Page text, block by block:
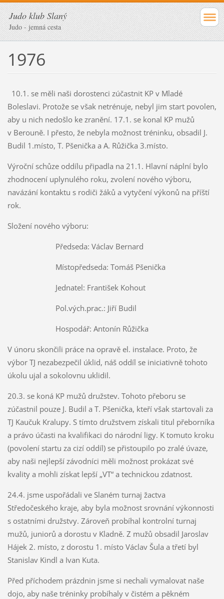
Judo klub Slaný
Judo - jemná cesta
1976
10.1. se měli naši dorostenci zúčastnit KP v Mladé
Boleslavi. Protože se však netrénuje, nebyl jim start povolen,
aby u nich nedošlo ke zranění. 17.1. se konal KP mužů
v Berouně. I přesto, že nebyla možnost tréninku, obsadil J.
Budil 1.místo, T. Pšenička a A. Růžička 3.místo.
Výroční schůze oddílu připadla na 21.1. Hlavní náplní bylo
zhodnocení uplynulého roku, zvolení nového výboru,
navázání kontaktu s rodiči žáků a vytyčení výkonů na příští
rok.
Složení nového výboru:
Předseda: Václav Bernard
Místopředseda: Tomáš Pšenička
Jednatel: František Kohout
Pol.vých.prac.: Jiří Budil
Hospodář: Antonín Růžička
V únoru skončili práce na opravě el. instalace. Proto, že
výbor TJ nezabezpečil úklid, náš oddíl se iniciativně tohoto
úkolu ujal a sokolovnu uklidil.
20.3. se koná KP mužů družstev. Tohoto přeboru se
zúčastnil pouze J. Budil a T. Pšenička, kteří však startovali za
TJ Kaučuk Kralupy. S tímto družstvem získali titul přeborníka
a právo účasti na kvalifikaci do národní ligy. K tomuto kroku
(povolení startu za cizí oddíl) se přistoupilo po zralé úvaze,
aby naši nejlepší závodníci měli možnost prokázat své
kvality a mohli získat lepší „VT“ a technickou zdatnost.
24.4. jsme uspořádali ve Slaném turnaj žactva
Středočeského kraje, aby byla možnost srovnání výkonnosti
s ostatními družstvy. Zároveň probíhal kontrolní turnaj
mužů, juniorů a dorostu v Kladně. Z mužů obsadil Jaroslav
Hájek 2. místo, z dorostu 1. místo Václav Šula a třetí byl
Stanislav Kindl a Ivan Kuta.
Před příchodem prázdnin jsme si nechali vymalovat naše
dojo, aby naše tréninky probíhaly v čistém a pěkném